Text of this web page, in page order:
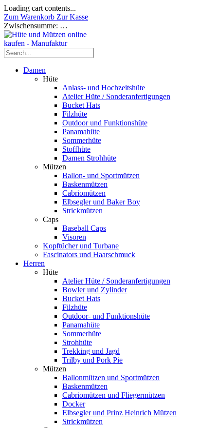
Loading cart contents...
Zum Warenkorb Zur Kasse
Zwischensumme: …
Damen
Hüte
Anlass- und Hochzeitshüte
Atelier Hüte / Sonderanfertigungen
Bucket Hats
Filzhüte
Outdoor und Funktionshüte
Panamahüte
Sommerhüte
Stoffhüte
Damen Strohhüte
Mützen
Ballon- und Sportmützen
Baskenmützen
Cabriomützen
Elbsegler und Baker Boy
Strickmützen
Caps
Baseball Caps
Visoren
Kopftücher und Turbane
Fascinators und Haarschmuck
Herren
Hüte
Atelier Hüte / Sonderanfertigungen
Bowler und Zylinder
Bucket Hats
Filzhüte
Outdoor- und Funktionshüte
Panamahüte
Sommerhüte
Strohhüte
Trekking und Jagd
Trilby und Pork Pie
Mützen
Ballonmützen und Sportmützen
Baskenmützen
Cabriomützen und Fliegermützen
Docker
Elbsegler und Prinz Heinrich Mützen
Strickmützen